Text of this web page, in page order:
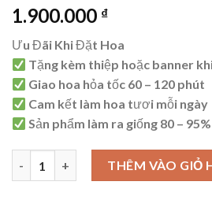
1.900.000 ₫
Ưu Đãi Khi Đặt Hoa
Tặng kèm thiệp hoặc banner
Giao hoa hỏa tốc 60 – 120 phút
Cam kết làm hoa tươi mỗi ngày
Sản phẩm làm ra giống 80 –
THÊM VÀO GIỎ